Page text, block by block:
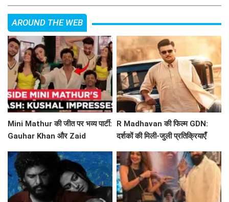
AROUND THE WEB
Mini Mathur की जीत पर भव्य पार्टी:
Gauhar Khan और Zaid
R Madhavan की फिल्म GDN:
दर्शकों की मिली-जुली प्रतिक्रियाएँ